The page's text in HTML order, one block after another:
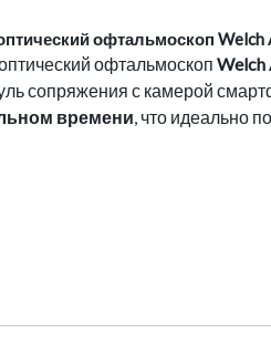
офтальмоскоп Welch
офтальмоскоп Welch
сопряжения с камерой
времени, что идеально